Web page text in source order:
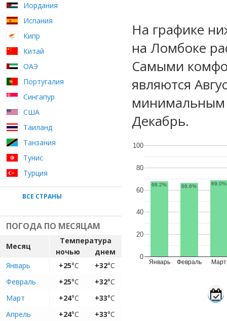
Иордания
Испания
Кипр
Китай
ОАЭ
Португалия
Сингапур
США
Таиланд
Танзания
Тунис
Турция
ВСЕ СТРАНЫ
ПОГОДА ПО МЕСЯЦАМ
Месяц
Температура
ночью
днем
Январь
+25°C +32°C
Февраль
+25°C +32°C
Март
+24°C +33°C
Апрель
+24°C +33°C
На графике
на Ломбоке
Самыми
являются
минимальным
Декабрь.
Январь Февраль Март
0
20
40
60
80
100
68.2% 66.6% 69.0%